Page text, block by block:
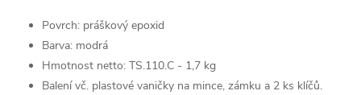
Povrch: práškový epoxid
Barva: modrá
Hmotnost netto: TS.110.C - 1,7 kg
Balení vč. plastové vaničky na mince, zámku a 2 ks klíčů.